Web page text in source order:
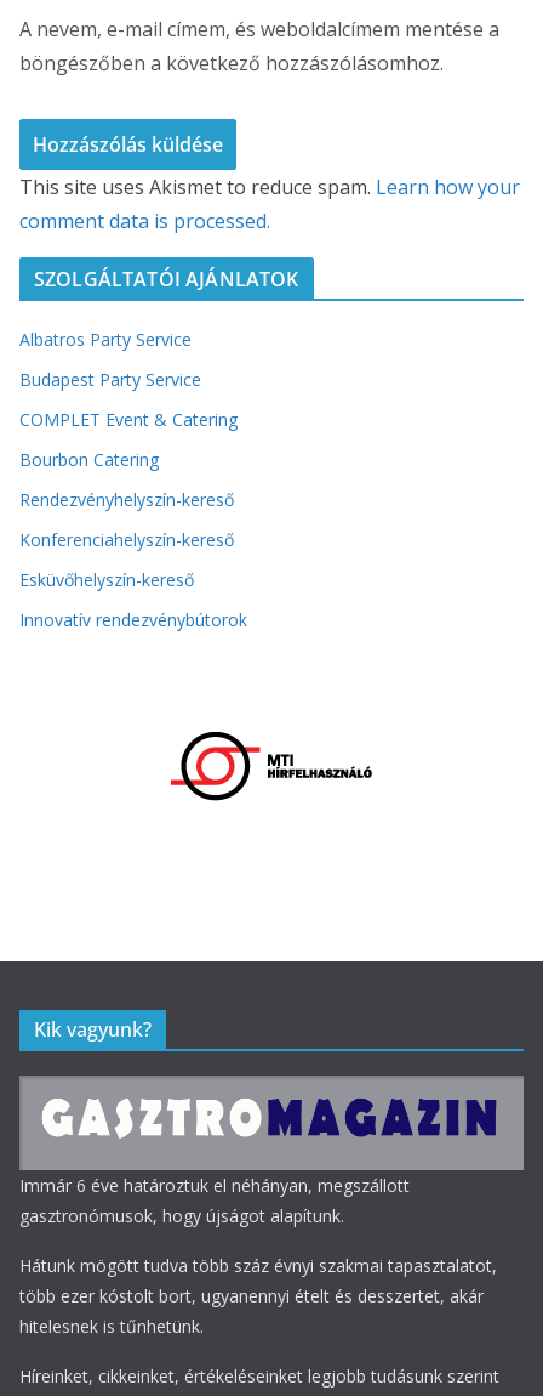
A nevem, e-mail címem, és weboldalcímem mentése a
böngészőben a következő hozzászólásomhoz.
This site uses Akismet to reduce spam. Learn how your
comment data is processed.
SZOLGÁLTATÓI AJÁNLATOK
Albatros Party Service
Budapest Party Service
COMPLET Event & Catering
Bourbon Catering
Rendezvényhelyszín-kereső
Konferenciahelyszín-kereső
Esküvőhelyszín-kereső
Innovatív rendezvénybútorok
Kik vagyunk?
Immár 6 éve határoztuk el néhányan, megszállott
gasztronómusok, hogy újságot alapítunk.
Hátunk mögött tudva több száz évnyi szakmai tapasztalatot,
több ezer kóstolt bort, ugyanennyi ételt és desszertet, akár
hitelesnek is tűnhetünk.
Híreinket, cikkeinket, értékeléseinket legjobb tudásunk szerint